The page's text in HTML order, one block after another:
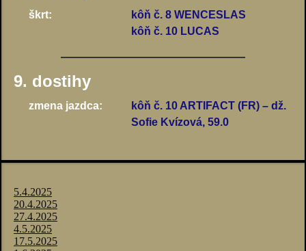
škrt:
kôň č. 8 WENCESLAS
kôň č. 10 LUCAS
9. dostihy
zmena jazdca:
kôň č. 10 ARTIFACT (FR) – dž.
Sofie Kvízová, 59.0
5.4.2025
20.4.2025
27.4.2025
4.5.2025
17.5.2025